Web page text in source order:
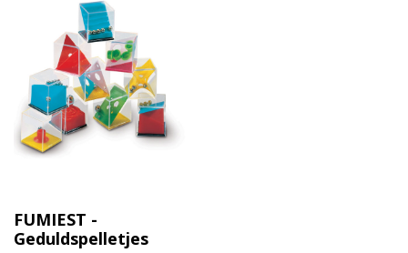
FUMIEST -
Geduldspelletjes